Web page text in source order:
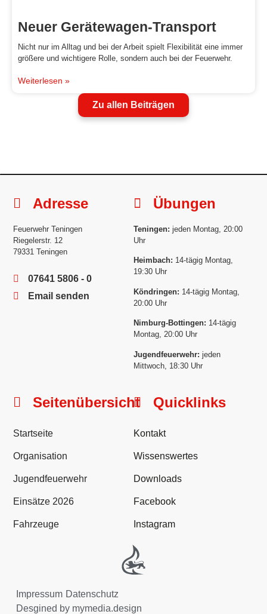
Neuer Gerätewagen-Transport
Nicht nur im Alltag und bei der Arbeit spielt Flexibilität eine immer
größere und wichtigere Rolle, sondern auch bei der Feuerwehr.
Weiterlesen »
Zu allen Beiträgen
Adresse
Feuerwehr Teningen
Riegelerstr. 12
79331 Teningen
07641 5806 - 0
Email senden
Übungen
Teningen: jeden Montag, 20:00
Uhr
Heimbach: 14-tägig Montag,
19:30 Uhr
Köndringen: 14-tägig Montag,
20:00 Uhr
Nimburg-Bottingen: 14-tägig
Montag, 20:00 Uhr
Jugendfeuerwehr: jeden
Mittwoch, 18:30 Uhr
Seitenübersicht
Startseite
Organisation
Jugendfeuerwehr
Einsätze 2026
Fahrzeuge
Quicklinks
Kontakt
Wissenswertes
Downloads
Facebook
Instagram
Impressum Datenschutz
Desgined by mymedia.design